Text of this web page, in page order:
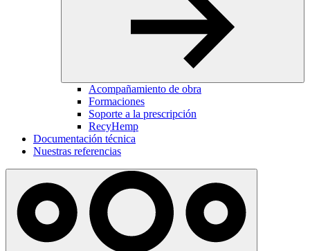
Acompañamiento de obra
Formaciones
Soporte a la prescripción
RecyHemp
Documentación técnica
Nuestras referencias